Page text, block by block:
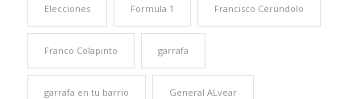
Elecciones Formula 1 Francisco Cerúndolo
Franco Colapinto garrafa
garrafa en tu barrio General ALvear